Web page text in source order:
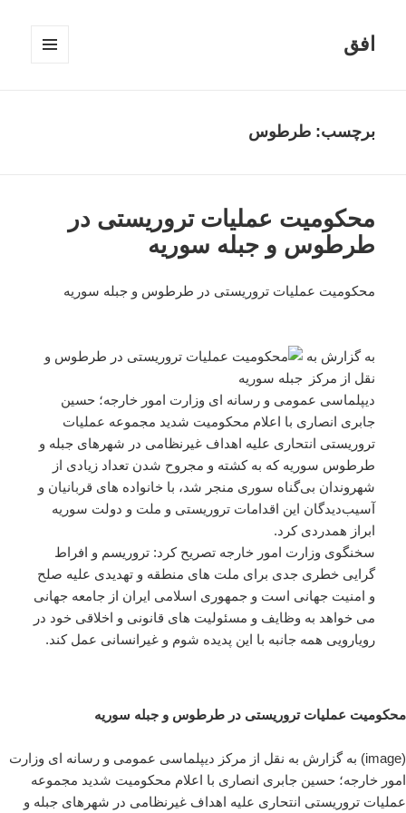
افق
برچسب:طرطوس
محکومیت عملیات تروریستی در
طرطوس و جبله سوریه
محکومیت عملیات تروریستی در طرطوس و جبله سوریه
به گزارش به
نقل از مرکز
دیپلماسی عمومی و رسانه ای وزارت امور خارجه؛ حسین
جابری انصاری با اعلام محکومیت شدید مجموعه عملیات
تروریستی انتحاری علیه اهداف غیرنظامی در شهرهای جبله و
طرطوس سوریه که به کشته و مجروح شدن تعداد زیادی از
شهروندان بی‌گناه سوری منجر شد، با خانواده های قربانیان و
آسیب‌دیدگان این اقدامات تروریستی و ملت و دولت سوریه
ابراز همدردی کرد.
سخنگوی وزارت امور خارجه تصریح کرد: تروریسم و افراط
گرایی خطری جدی برای ملت های منطقه و تهدیدی علیه صلح
و امنیت جهانی است و جمهوری اسلامی ایران از جامعه جهانی
می خواهد به وظایف و مسئولیت های قانونی و اخلاقی خود در
رویارویی همه جانبه با این پدیده شوم و غیرانسانی عمل کند.
محکومیت عملیات تروریستی در طرطوس و جبله سوریه
(image) به گزارش به نقل از مرکز دیپلماسی عمومی و رسانه ای وزارت
امور خارجه؛ حسین جابری انصاری با اعلام محکومیت شدید مجموعه
عملیات تروریستی انتحاری علیه اهداف غیرنظامی در شهرهای جبله و